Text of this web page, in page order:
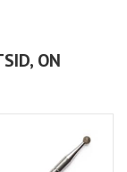
ON